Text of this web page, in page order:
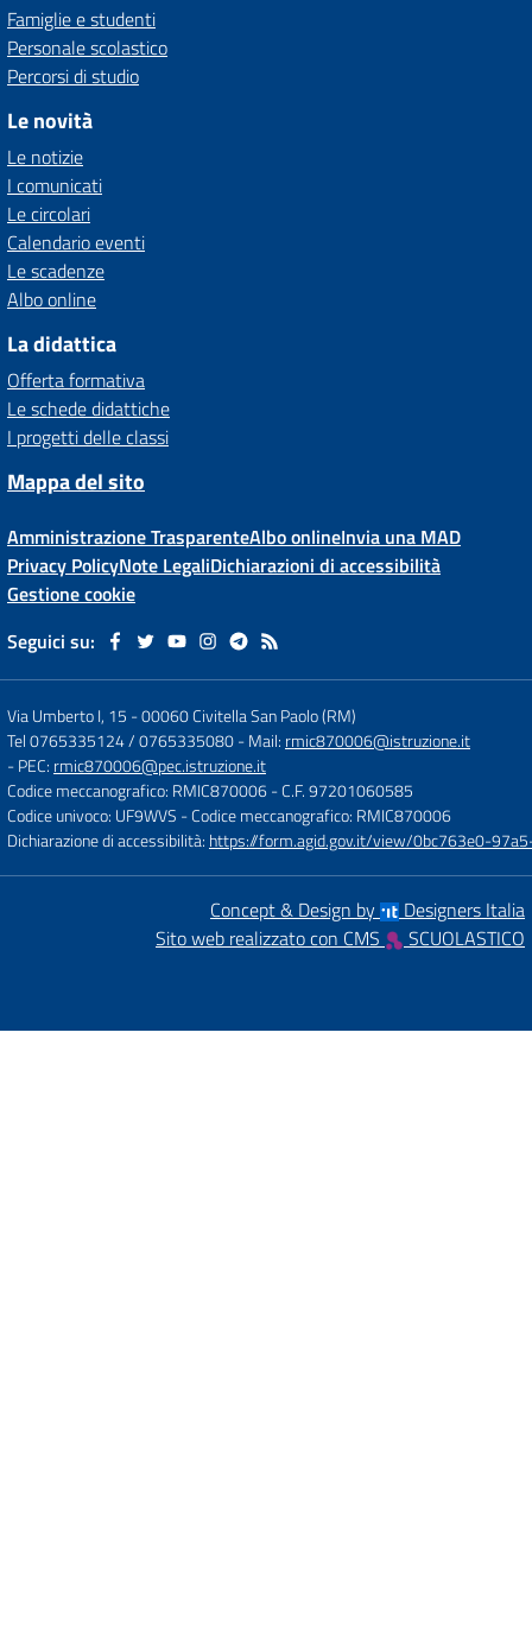
Famiglie e studenti
Personale scolastico
Percorsi di studio
Le novità
Le notizie
I comunicati
Le circolari
Calendario eventi
Le scadenze
Albo online
La didattica
Offerta formativa
Le schede didattiche
I progetti delle classi
Mappa del sito
Amministrazione TrasparenteAlbo onlineInvia una MAD
Privacy PolicyNote LegaliDichiarazioni di accessibilità
Gestione cookie
Seguici su:
Via Umberto I, 15 -00060 Civitella San Paolo (RM)
Tel 0765335124 / 0765335080- Mail: rmic870006@istruzione.it
- PEC: rmic870006@pec.istruzione.it
Codice meccanografico: RMIC870006- C.F. 97201060585
Codice univoco: UF9WVS - Codice meccanografico: RMIC870006
Dichiarazione di accessibilità: https://form.agid.gov.it/view/0bc763e0-
Concept & Design by
Designers Italia
Sito web realizzato con CMS
SCUOLASTICO